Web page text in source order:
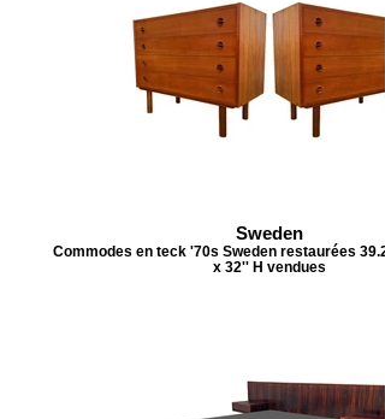
Sweden
Commodes en teck '70s Sweden restaurées
x 32'' H vendues